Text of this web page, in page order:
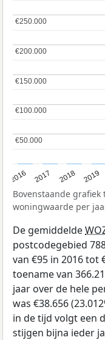
2016 2017 2018 2019
€50.000
€50.000
€100.000
€100.000
€150.000
€150.000
€200.000
€200.000
€250.000
€250.000
Bovenstaande
woningwaarde per
De gemiddelde
postcodegebied
van €95 in 2016 tot
toename van
jaar over de hele
was €38.656
in de tijd volgt een
stijgen bijna ieder